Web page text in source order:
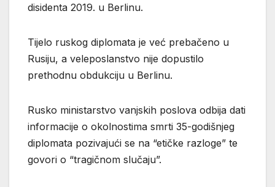
disidenta 2019. u Berlinu.
Tijelo ruskog diplomata je već prebačeno u
Rusiju, a veleposlanstvo nije dopustilo
prethodnu obdukciju u Berlinu.
Rusko ministarstvo vanjskih poslova odbija dati
informacije o okolnostima smrti 35-godišnjeg
diplomata pozivajući se na “etičke razloge” te
govori o “tragičnom slučaju”.